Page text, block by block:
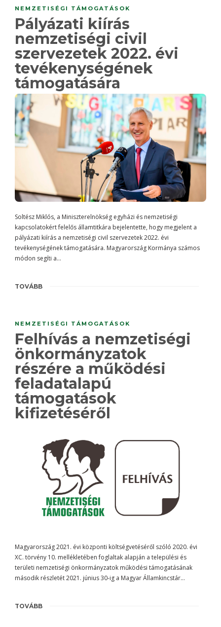
NEMZETISÉGI TÁMOGATÁSOK
Pályázati kiírás
nemzetiségi civil
szervezetek 2022. évi
tevékenységének
támogatására
Soltész Miklós, a Miniszterelnökség egyházi és nemzetiségi
kapcsolatokért felelős államtitkára bejelentette, hogy megjelent a
pályázati kiírás a nemzetiségi civil szervezetek 2022. évi
tevékenységének támogatására. Magyarország Kormánya számos
módon segíti a…
TOVÁBB
NEMZETISÉGI TÁMOGATÁSOK
Felhívás a nemzetiségi
önkormányzatok
részére a működési
feladatalapú
támogatások
kifizetéséről
Magyarország 2021. évi központi költségvetéséről szóló 2020. évi
XC. törvény 10. mellékletében foglaltak alapján a települési és
területi nemzetiségi önkormányzatok működési támogatásának
második részletét 2021. június 30-ig a Magyar Államkincstár…
TOVÁBB